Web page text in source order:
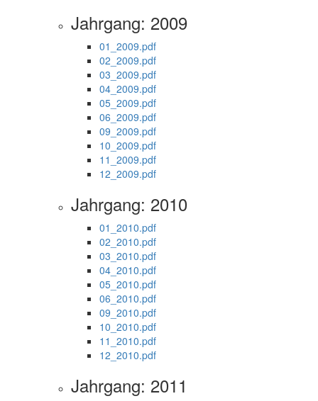
Jahrgang: 2009
01_2009.pdf
02_2009.pdf
03_2009.pdf
04_2009.pdf
05_2009.pdf
06_2009.pdf
09_2009.pdf
10_2009.pdf
11_2009.pdf
12_2009.pdf
Jahrgang: 2010
01_2010.pdf
02_2010.pdf
03_2010.pdf
04_2010.pdf
05_2010.pdf
06_2010.pdf
09_2010.pdf
10_2010.pdf
11_2010.pdf
12_2010.pdf
Jahrgang: 2011